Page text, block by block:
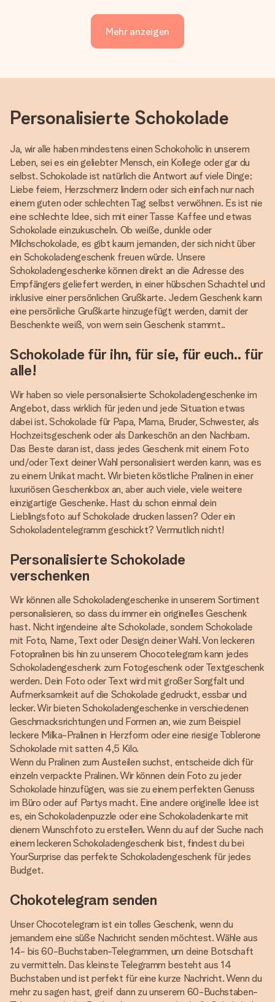
Mehr anzeigen
Personalisierte Schokolade
Ja, wir alle haben mindestens einen Schokoholic in unserem
Leben, sei es ein geliebter Mensch, ein Kollege oder gar du
selbst. Schokolade ist natürlich die Antwort auf viele Dinge;
Liebe feiern, Herzschmerz lindern oder sich einfach nur nach
einem guten oder schlechten Tag selbst verwöhnen. Es ist nie
eine schlechte Idee, sich mit einer Tasse Kaffee und etwas
Schokolade einzukuscheln. Ob weiße, dunkle oder
Milchschokolade, es gibt kaum jemanden, der sich nicht über
ein Schokoladengeschenk freuen würde. Unsere
Schokoladengeschenke können direkt an die Adresse des
Empfängers geliefert werden, in einer hübschen Schachtel und
inklusive einer persönlichen Grußkarte. Jedem Geschenk kann
eine persönliche Grußkarte hinzugefügt werden, damit der
Beschenkte weiß, von wem sein Geschenk stammt..
Schokolade für ihn, für sie, für euch.. für
alle!
Wir haben so viele personalisierte Schokoladengeschenke im
Angebot, dass wirklich für jeden und jede Situation etwas
dabei ist. Schokolade für Papa, Mama, Bruder, Schwester, als
Hochzeitsgeschenk oder als Dankeschön an den Nachbarn.
Das Beste daran ist, dass jedes Geschenk mit einem Foto
und/oder Text deiner Wahl personalisiert werden kann, was es
zu einem Unikat macht. Wir bieten köstliche Pralinen in einer
luxuriösen Geschenkbox an, aber auch viele, viele weitere
einzigartige Geschenke. Hast du schon einmal dein
Lieblingsfoto auf Schokolade drucken lassen? Oder ein
Schokoladentelegramm geschickt? Vermutlich nicht!
Personalisierte Schokolade
verschenken
Wir können alle Schokoladengeschenke in unserem Sortiment
personalisieren, so dass du immer ein originelles Geschenk
hast. Nicht irgendeine alte Schokolade, sondern Schokolade
mit Foto, Name, Text oder Design deiner Wahl. Von leckeren
Fotopralinen bis hin zu unserem Chocotelegram kann jedes
Schokoladengeschenk zum Fotogeschenk oder Textgeschenk
werden. Dein Foto oder Text wird mit großer Sorgfalt und
Aufmerksamkeit auf die Schokolade gedruckt, essbar und
lecker. Wir bieten Schokoladengeschenke in verschiedenen
Geschmacksrichtungen und Formen an, wie zum Beispiel
leckere Milka-Pralinen in Herzform oder eine riesige Toblerone
Schokolade mit satten 4,5 Kilo.
Wenn du Pralinen zum Austeilen suchst, entscheide dich für
einzeln verpackte Pralinen. Wir können dein Foto zu jeder
Schokolade hinzufügen, was sie zu einem perfekten Genuss
im Büro oder auf Partys macht. Eine andere originelle Idee ist
es, ein Schokoladenpuzzle oder eine Schokoladenkarte mit
dienem Wunschfoto zu erstellen. Wenn du auf der Suche nach
einem leckeren Schokoladengeschenk bist, findest du bei
YourSurprise das perfekte Schokoladengeschenk für jedes
Budget.
Chokotelegram senden
Unser Chocotelegram ist ein tolles Geschenk, wenn du
jemandem eine süße Nachricht senden möchtest. Wähle aus
14- bis 60-Buchstaben-Telegrammen, um deine Botschaft
zu vermitteln. Das kleinste Telegramm besteht aus 14
Buchstaben und ist perfekt für eine kurze Nachricht. Wenn du
mehr zu sagen hast, greif dann zu unserem 60-Buchstaben-